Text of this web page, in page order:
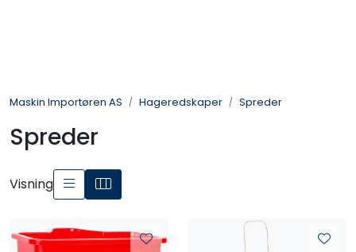
Maskin Importøren AS Hageredskaper Spreder
Spreder
Visning
Sprøyter
Vei og Anleggsmaskiner
Hageredskaper
Skogsredskaper